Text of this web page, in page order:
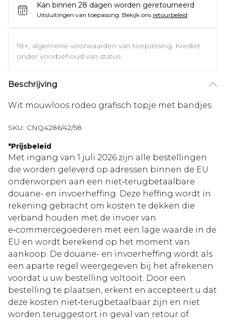
Kan binnen 28 dagen worden geretourneerd
Uitsluitingen van toepassing. Bekijk ons retourbeleid
18+, algemene voorwaarden van toepassing. Krediet
onder voorbehoud van status
Beschrijving
Wit mouwloos rodeo grafisch topje met bandjes
SKU: CNQ4286/42/58
*Prijsbeleid
Met ingang van 1 juli 2026 zijn alle bestellingen
die worden geleverd op adressen binnen de EU
onderworpen aan een niet‑terugbetaalbare
douane- en invoerheffing. Deze heffing wordt in
rekening gebracht om kosten te dekken die
verband houden met de invoer van
e‑commercegoederen met een lage waarde in de
EU en wordt berekend op het moment van
aankoop. De douane- en invoerheffing wordt als
een aparte regel weergegeven bij het afrekenen
voordat u uw bestelling voltooit. Door een
bestelling te plaatsen, erkent en accepteert u dat
deze kosten niet‑terugbetaalbaar zijn en niet
worden teruggestort in geval van retour of